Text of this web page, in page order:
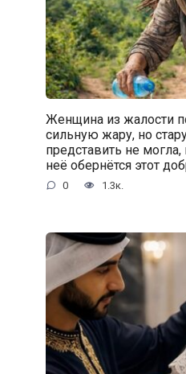
Женщина из жалости
сильную жару, но
представить не
неё обернётся этот
0 1.3к.